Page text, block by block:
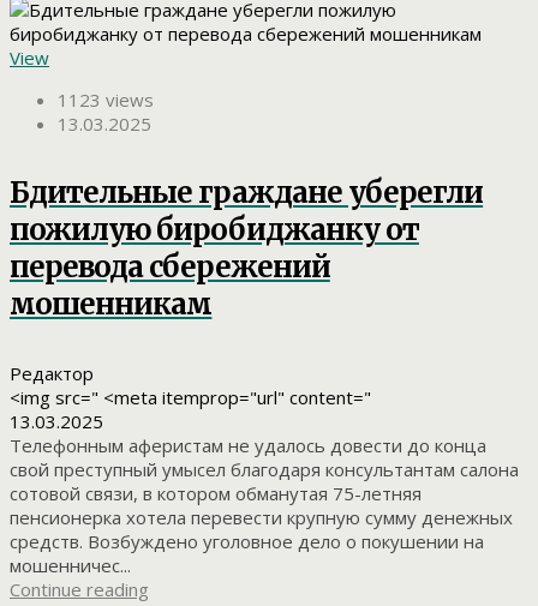
View
1123 views
13.03.2025
Бдительные граждане уберегли
пожилую биробиджанку от
перевода сбережений
мошенникам
Редактор
<img src=" <meta itemprop="url" content="
13.03.2025
Телефонным аферистам не удалось довести до конца
свой преступный умысел благодаря консультантам салона
сотовой связи, в котором обманутая 75-летняя
пенсионерка хотела перевести крупную сумму денежных
средств. Возбуждено уголовное дело о покушении на
мошенничес...
Continue reading